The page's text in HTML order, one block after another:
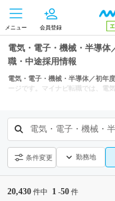
メニュー 会員登録
電気・電子・機械・半導体
職・中途採用情報
電気・電子・機械・半導体／初年
ージです。マイナビ転職では、電
開発・特許、回路・システム・半
電気・電子・機械・
条件変更 勤務地
20,430 件中 1 -50 件